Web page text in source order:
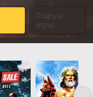
Старые
игры